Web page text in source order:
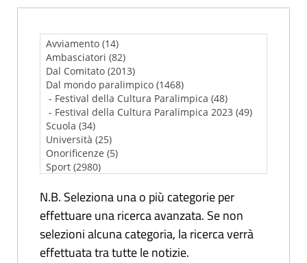
N.B. Seleziona una o più categorie per
effettuare una ricerca avanzata. Se non
selezioni alcuna categoria, la ricerca verrà
effettuata tra tutte le notizie.